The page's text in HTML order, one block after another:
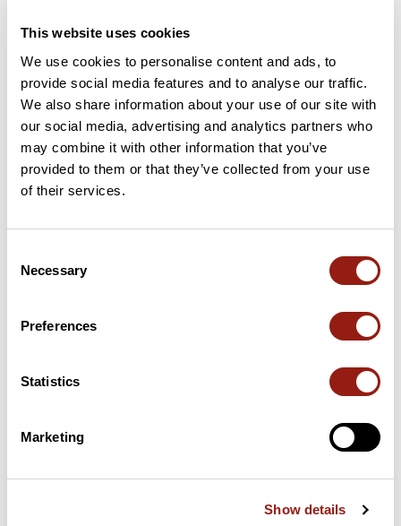
This website uses cookies
We use cookies to personalise content and ads, to
provide social media features and to analyse our traffic.
We also share information about your use of our site with
our social media, advertising and analytics partners who
may combine it with other information that you’ve
provided to them or that they’ve collected from your use
of their services.
Selection
Necessary
Preferences
Statistics
Marketing
Show details
Cols le long du parcours
23 km
Résumé
Bernac-Dessus. Ce parcours emprunte 72,4 km de routes. Il
présente une ascension cumulée de plus de 1060m. Prévoyez
Dernière modification de la fiche parcours: 20 mai 2025 à 15:28:32.
Identifiant du parcours: 21434521